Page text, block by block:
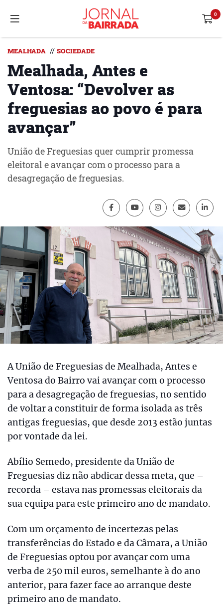
MEALHADA // SOCIEDADE
Mealhada, Antes e
Ventosa: “Devolver as
freguesias ao povo é para
avançar”
União de Freguesias quer cumprir promessa
eleitoral e avançar com o processo para a
desagregação de freguesias.
A União de Freguesias de Mealhada, Antes e
Ventosa do Bairro vai avançar com o processo
para a desagregação de freguesias, no sentido
de voltar a constituir de forma isolada as três
antigas freguesias, que desde 2013 estão juntas
por vontade da lei.
Abílio Semedo, presidente da União de
Freguesias diz não abdicar dessa meta, que –
recorda – estava nas promessas eleitorais da
sua equipa para este primeiro ano de mandato.
Com um orçamento de incertezas pelas
transferências do Estado e da Câmara, a União
de Freguesias optou por avançar com uma
verba de 250 mil euros, semelhante à do ano
anterior, para fazer face ao arranque deste
primeiro ano de mandato.